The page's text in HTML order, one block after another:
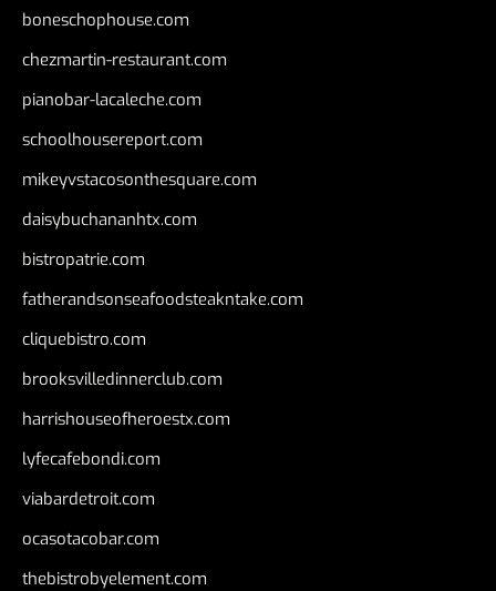
boneschophouse.com
chezmartin-restaurant.com
pianobar-lacaleche.com
schoolhousereport.com
mikeyvstacosonthesquare.com
daisybuchananhtx.com
bistropatrie.com
fatherandsonseafoodsteakntake.com
cliquebistro.com
brooksvilledinnerclub.com
harrishouseofheroestx.com
lyfecafebondi.com
viabardetroit.com
ocasotacobar.com
thebistrobyelement.com